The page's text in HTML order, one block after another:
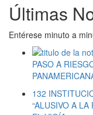
Últimas
Entérese minuto a
PASO A
132
“ALUSIVO A LA